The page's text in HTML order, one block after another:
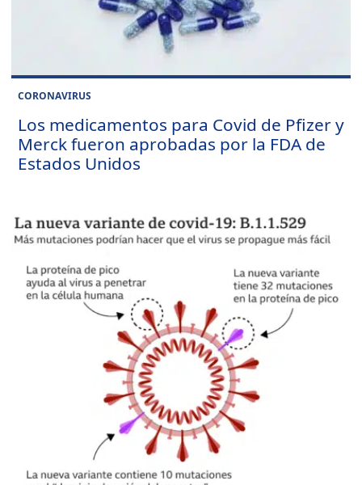
CORONAVIRUS
Los medicamentos para Covid de Pfizer y
Merck fueron aprobadas por la FDA de
Estados Unidos